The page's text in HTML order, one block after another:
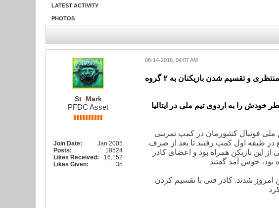
LATEST ACTIVITY
PHOTOS
St_Mark
PFDC Asset
Join Date:
Jan 2005
Posts:
18524
Likes Received:
16,152
Likes Given:
35
08-14-2016, 04:07 AM
و تقسیم شدن بازیکنان به ۲ گروه
خودش را به اردوی تیم ملی در ایتالیا
ملی فوتبال کشورمان در کمپ تمرینی
در طبقه اول کمپ رفتند تا بعد از صرف
این بازیکن همراه بود و اعضای کادر
امروز شدند. کادر فنی با تقسیم کردن